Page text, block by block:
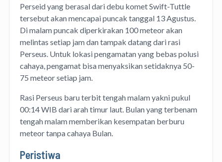
Perseid yang berasal dari debu komet Swift-Tuttle
tersebut akan mencapai puncak tanggal 13 Agustus.
Di malam puncak diperkirakan 100 meteor akan
melintas setiap jam dan tampak datang dari rasi
Perseus. Untuk lokasi pengamatan yang bebas polusi
cahaya, pengamat bisa menyaksikan setidaknya 50-
75 meteor setiap jam.
Rasi Perseus baru terbit tengah malam yakni pukul
00:14 WIB dari arah timur laut. Bulan yang terbenam
tengah malam memberikan kesempatan berburu
meteor tanpa cahaya Bulan.
Peristiwa